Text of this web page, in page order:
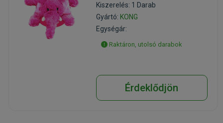
Kiszerelés: 1 Darab
Gyártó: KONG
Egységár:
Raktáron, utolsó darabok
Érdeklődjön